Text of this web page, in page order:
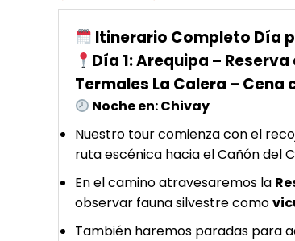
Itinerario Completo Día
Día 1: Arequipa –
Termales La Calera – Cena
Noche en: Chivay
Nuestro tour comienza con el
ruta escénica hacia el Cañón del
En el camino atravesaremos la
observar fauna silvestre como
También haremos paradas para